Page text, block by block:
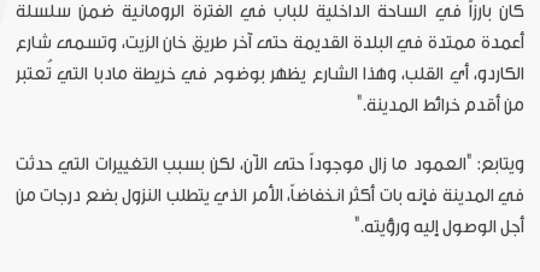
كان بارزاً في الساحة الداخلية للباب في الفترة الرومانية ضمن سلسلة
أعمدة ممتدة في البلدة القديمة حتى آخر طريق خان الزيت، وتسمى شارع
الكاردو، أي القلب، وهذا الشارع يظهر بوضوح في خريطة مادبا التي تُعتبر
من أقدم خرائط المدينة."
ويتابع: "العمود ما زال موجوداً حتى الآن، لكن بسبب التغييرات التي حدثت
في المدينة فإنه بات أكثر انخفاضاً، الأمر الذي يتطلب النزول بضع درجات من
أجل الوصول إليه ورؤيته."